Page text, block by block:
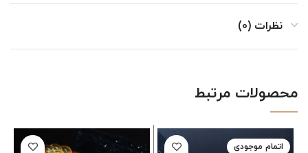
نظرات (0)
محصولات مرتبط
اتمام موجودی